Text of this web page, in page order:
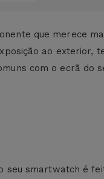
que merece
ao exterior,
com o ecrã do
seu smartwatch é